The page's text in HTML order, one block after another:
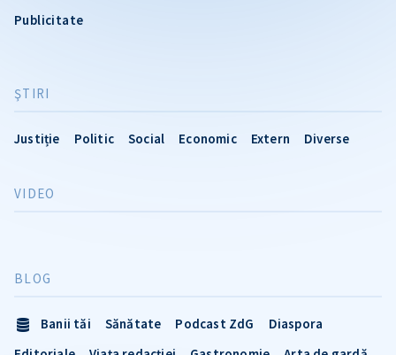
Publicitate
ŞTIRI
Justiție Politic Social Economic Extern Diverse
VIDEO
BLOG
Banii tăi Sănătate Podcast ZdG
Diaspora